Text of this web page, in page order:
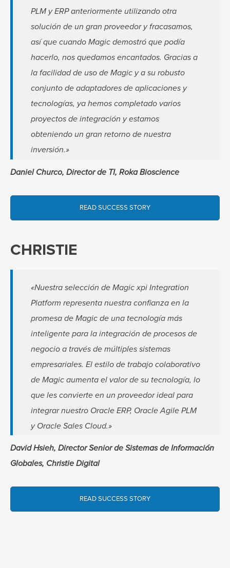
PLM y ERP anteriormente utilizando otra
solución de un gran proveedor y fracasamos,
así que cuando Magic demostró que podía
hacerlo, nos quedamos encantados. Gracias a
la facilidad de uso de Magic y a su robusto
conjunto de adaptadores de aplicaciones y
tecnologías, ya hemos completado varios
proyectos de integración y estamos
obteniendo un gran retorno de nuestra
inversión.»
Daniel Churco, Director de TI, Roka Bioscience
READ SUCCESS STORY
CHRISTIE
«Nuestra selección de Magic xpi Integration
Platform representa nuestra confianza en la
promesa de Magic de una tecnología más
inteligente para la integración de procesos de
negocio a través de múltiples sistemas
empresariales. El estilo de trabajo colaborativo
de Magic aumenta el valor de su tecnología, lo
que les convierte en un proveedor ideal para
integrar nuestro Oracle ERP, Oracle Agile PLM
y Oracle Sales Cloud.»
David Hsieh, Director Senior de Sistemas de Información
Globales, Christie Digital
READ SUCCESS STORY